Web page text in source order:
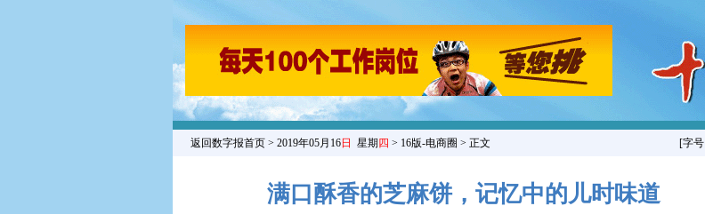
返回数字报首页> 2019年05月16日 星期 四 > 16版-电商圈 > 正文 [字号
满口酥香的芝麻饼，记忆中的儿时味道